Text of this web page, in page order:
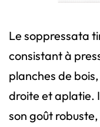
Le soppressata
consistant à
planches de
droite et aplatie.
son goût